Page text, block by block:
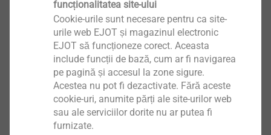
funcționalitatea site-ului
Cookie-urile sunt necesare pentru ca site-
urile web EJOT și magazinul electronic
EJOT să funcționeze corect. Aceasta
include funcții de bază, cum ar fi navigarea
pe pagină și accesul la zone sigure.
Acestea nu pot fi dezactivate. Fără aceste
cookie-uri, anumite părți ale site-urilor web
sau ale serviciilor dorite nu ar putea fi
furnizate.